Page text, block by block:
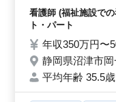
450万円と安定して
おり、長期にわた
た、雇用や労災、
利厚生制度も整って
レ
活
お
看護師 (福祉施設で
ト・パート
年収350万円
静岡県沼津市
平均年齢 35.5